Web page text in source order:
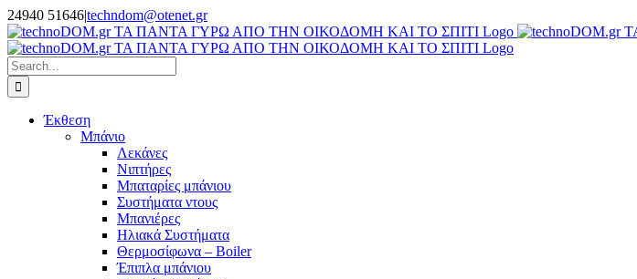
Skip
to
content
24940 51646|techndom@otenet.gr
Facebook
Instagram
Search
for:
Έκθεση
Μπάνιο
Λεκάνες
Νιπτήρες
Μπαταρίες μπάνιου
Συστήματα ντους
Μπανιέρες
Ηλιακά Συστήματα
Θερμοσίφωνα – Boiler
Έπιπλα μπάνιου